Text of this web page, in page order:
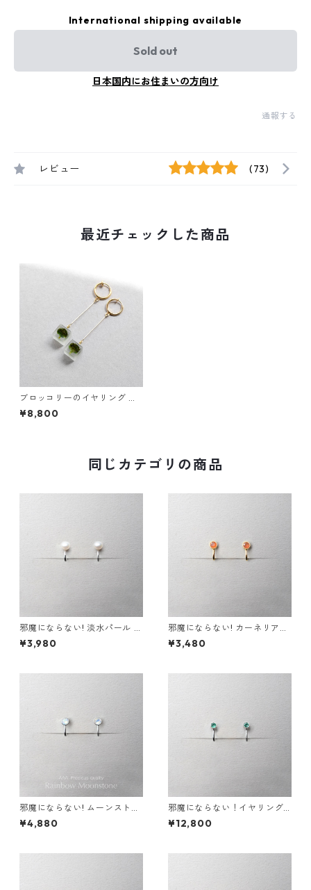
International shipping available
Sold out
日本国内にお住まいの方向け
通報する
レビュー (73)
最近チェックした商品
ブロッコリーのイヤリング ロ
ング ステンレス ゴールド ギフ
ト 誕生日プレゼント ギフトラ
¥8,800
同じカテゴリの商品
邪魔にならない! 淡水パール イ
ヤリング 金属アレルギー サー
ジカルステンレス スキンジュ
¥3,980
邪魔にならない! カーネリアン
イヤリング AAA サージカルス
テンレス 金属アレルギー スキ
¥3,480
邪魔にならない! ムーンストー
ン イヤリング AAA レインボ
ー サージカルステンレス 金属
¥4,880
邪魔にならない！イヤリング
エメラルド AAA サージカルス
テンレス 金属アレルギー スキ
¥12,800